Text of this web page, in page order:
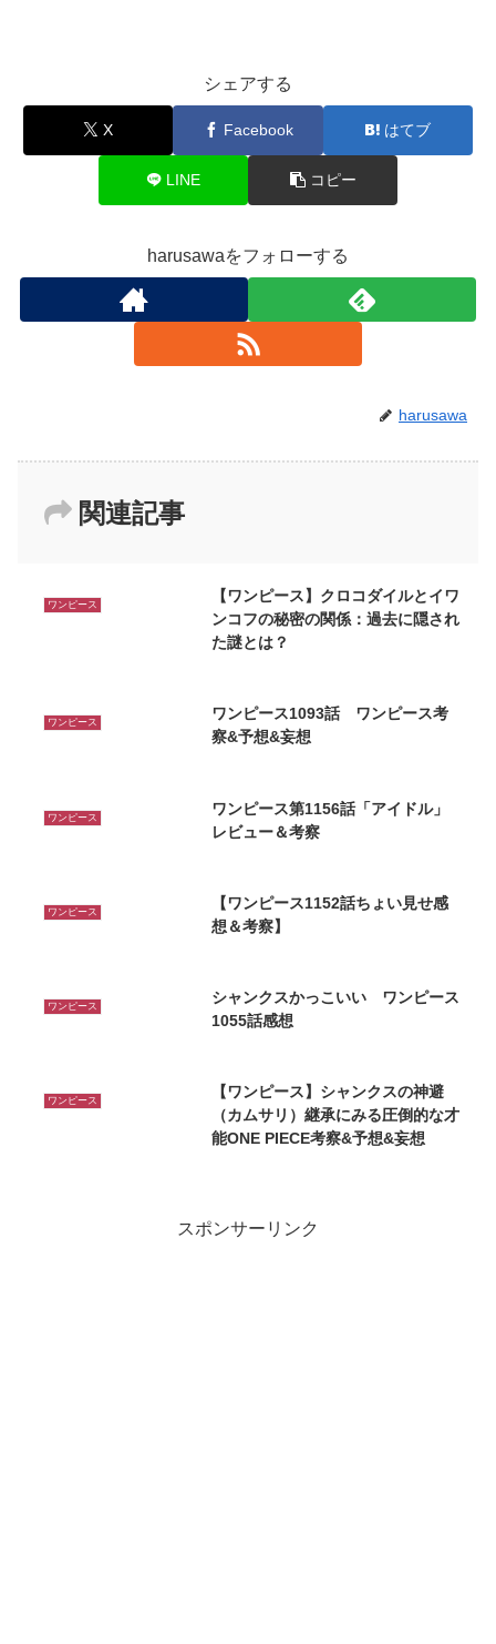
シェアする
X Facebook はてブ
LINE コピー
harusawaをフォローする
harusawa
関連記事
ワンピース
【ワンピース】クロコダイルとイワ
ンコフの秘密の関係：過去に隠され
た謎とは？
ワンピース
ワンピース1093話 ワンピース考
察&予想&妄想
ワンピース
ワンピース第1156話「アイドル」
レビュー＆考察
ワンピース
【ワンピース1152話ちょい見せ感
想＆考察】
ワンピース
シャンクスかっこいい ワンピース
1055話感想
ワンピース
【ワンピース】シャンクスの神避
（カムサリ）継承にみる圧倒的な才
能ONE PIECE考察&予想&妄想
スポンサーリンク